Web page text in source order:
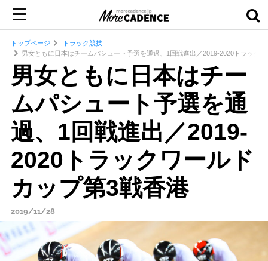
トップページ
トラック競技
男女ともに日本はチームパシュート予選を通過、1回戦進出／2019-2020トラック
男女ともに日本はチー
ムパシュート予選を通
過、1回戦進出／2019-
2020トラックワールド
カップ第3戦香港
2019/11/28